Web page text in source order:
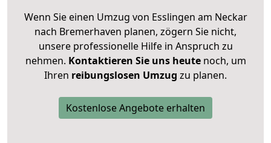
Wenn Sie einen Umzug von Esslingen am Neckar
nach Bremerhaven planen, zögern Sie nicht,
unsere professionelle Hilfe in Anspruch zu
nehmen. Kontaktieren Sie uns heutenoch, um
Ihren reibungslosen Umzug zu planen.
Kostenlose Angebote erhalten